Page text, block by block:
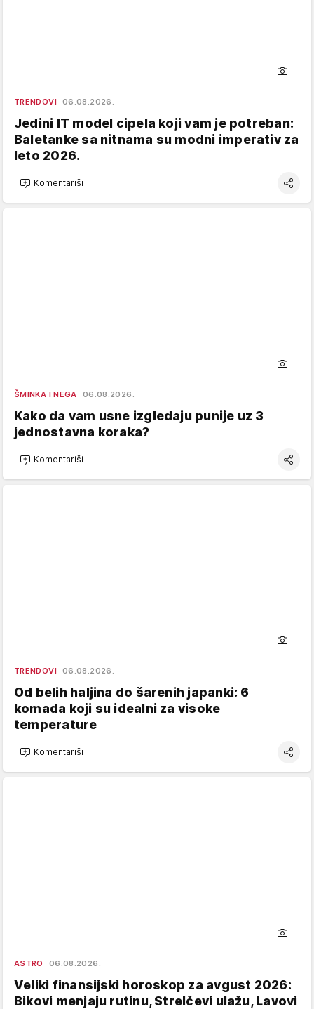
TRENDOVI 06.08.2026.
Jedini IT model cipela koji vam je potreban:
Baletanke sa nitnama su modni imperativ za
leto 2026.
Komentariši
ŠMINKA I NEGA 06.08.2026.
Kako da vam usne izgledaju punije uz 3
jednostavna koraka?
Komentariši
TRENDOVI 06.08.2026.
Od belih haljina do šarenih japanki: 6
komada koji su idealni za visoke
temperature
Komentariši
ASTRO 06.08.2026.
Veliki finansijski horoskop za avgust 2026:
Bikovi menjaju rutinu, Strelčevi ulažu, Lavovi